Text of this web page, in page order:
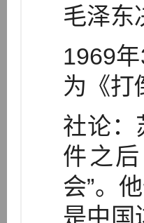
毛泽东
1969
为《打
社论：
件之
会”。
是中国